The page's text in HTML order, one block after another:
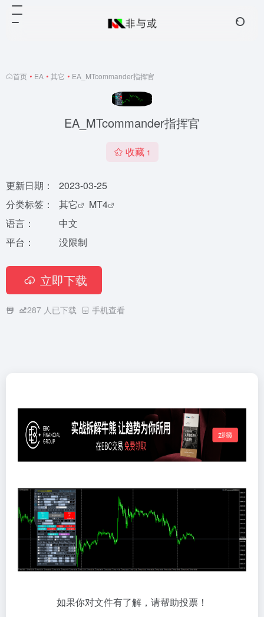
首页 • EA • 其它 • EA_MTcommander指挥官
EA_MTcommander指挥官
收藏 1
更新日期：
2023-03-25
分类标签：
其它
MT4
语言：
中文
平台：
没限制
立即下载
287 人已下载 手机查看
如果你对文件有了解，请帮助投票！